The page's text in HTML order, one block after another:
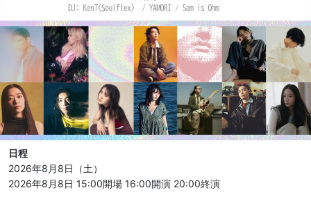
日程
2026年8月8日（土）
2026年8月8日 15:00開場 16:00開演 20:00終演